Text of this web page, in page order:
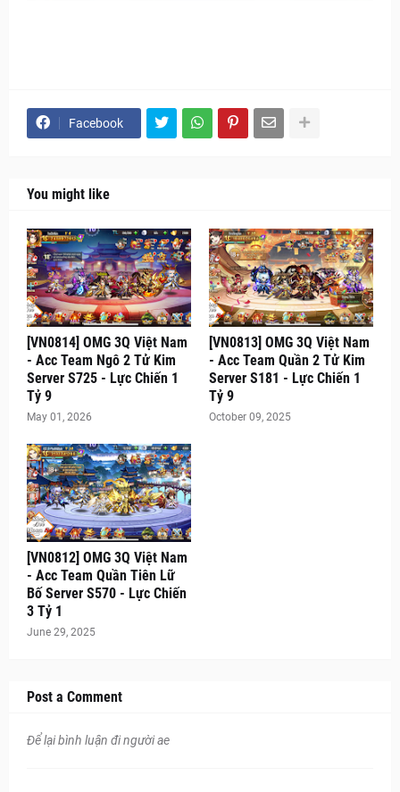
Facebook
You might like
[VN0814] OMG 3Q Việt Nam
- Acc Team Ngô 2 Tử Kim
Server S725 - Lực Chiến 1
Tỷ 9
May 01, 2026
[VN0813] OMG 3Q Việt Nam
- Acc Team Quần 2 Tử Kim
Server S181 - Lực Chiến 1
Tỷ 9
October 09, 2025
[VN0812] OMG 3Q Việt Nam
- Acc Team Quần Tiên Lữ
Bố Server S570 - Lực Chiến
3 Tỷ 1
June 29, 2025
Post a Comment
Để lại bình luận đi người ae